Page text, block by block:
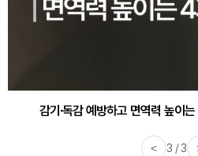
감기·독감 예방하고 면역력 높이
< 3 / 3